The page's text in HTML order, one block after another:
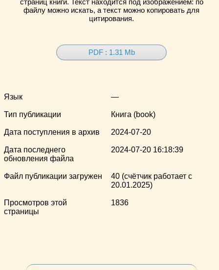
страниц книги. Текст находится под изображением: по
файлу можно искать, а текст можно копировать для
цитирования.
PDF : 1.31 Mb
Язык —
Тип публикации Книга (book)
Дата поступления в архив 2024-07-20
Дата последнего
обновления файла
2024-07-20 16:18:39
Файл публикации загружен
40 (счётчик работает с
20.01.2025)
Просмотров этой
страницы
1836